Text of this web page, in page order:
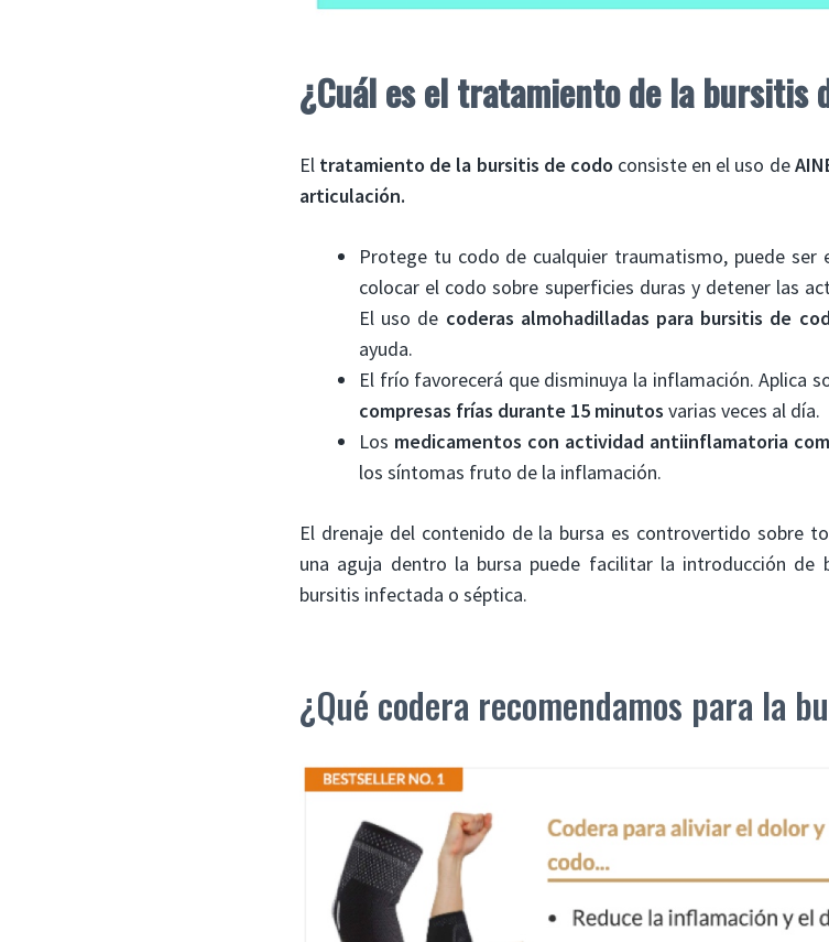
¿Cuál es el tratamiento de la bursitis
El tratamiento de la bursitis de codo consiste en el uso de
articulación.
Protege tu codo de cualquier traumatismo, puede ser
colocar el codo sobre superficies duras y detener las
El uso de coderas almohadilladas para bursitis de
ayuda.
El frío favorecerá que disminuya la inflamación. Aplica
compresas frías durante 15 minutos varias veces al día.
Los medicamentos con actividad antiinflamatoria
los síntomas fruto de la inflamación.
El drenaje del contenido de la bursa es controvertido sobre
una aguja dentro la bursa puede facilitar la introducción de
bursitis infectada o séptica.
¿Qué codera recomendamos para la